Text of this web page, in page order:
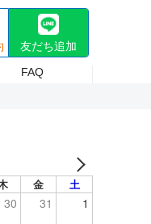
前まで) 休診日 日曜
友だち追加
FAQ
金 土
30 31 1